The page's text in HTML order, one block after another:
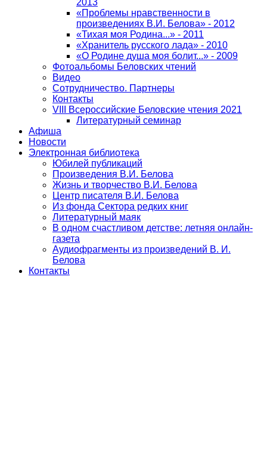
2013
«Проблемы нравственности в
произведениях В.И. Белова» - 2012
«Тихая моя Родина...» - 2011
«Хранитель русского лада» - 2010
«О Родине душа моя болит...» - 2009
Фотоальбомы Беловских чтений
Видео
Сотрудничество. Партнеры
Контакты
VIII Всероссийские Беловские чтения 2021
Литературный семинар
Афиша
Новости
Электронная библиотека
Юбилей публикаций
Произведения В.И. Белова
Жизнь и творчество В.И. Белова
Центр писателя В.И. Белова
Из фонда Сектора редких книг
Литературный маяк
В одном счастливом детстве: летняя онлайн-
газета
Аудиофрагменты из произведений В. И.
Белова
Контакты